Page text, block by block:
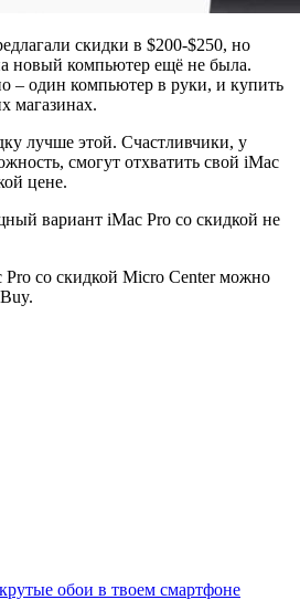
скидки в $200-$250, но
новый компьютер ещё не была.
– один компьютер в руки, и купить
магазинах.
лучше этой. Счастливчики, у
смогут отхватить свой iMac
цене.
вариант iMac Pro со скидкой не
со скидкой Micro Center можно
обои в твоем смартфоне